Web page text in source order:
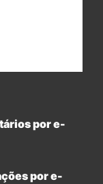
por e-
por e-